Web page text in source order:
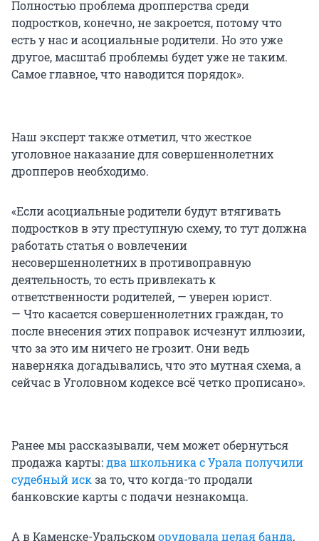
Полностью проблема дропперства среди
подростков, конечно, не закроется, потому что
есть у нас и асоциальные родители. Но это уже
другое, масштаб проблемы будет уже не таким.
Самое главное, что наводится порядок».
Наш эксперт также отметил, что жесткое
уголовное наказание для совершеннолетних
дропперов необходимо.
«Если асоциальные родители будут втягивать
подростков в эту преступную схему, то тут должна
работать статья о вовлечении
несовершеннолетних в противоправную
деятельность, то есть привлекать к
ответственности родителей, — уверен юрист.
— Что касается совершеннолетних граждан, то
после внесения этих поправок исчезнут иллюзии,
что за это им ничего не грозит. Они ведь
наверняка догадывались, что это мутная схема, а
сейчас в Уголовном кодексе всё четко прописано».
Ранее мы рассказывали, чем может обернуться
продажа карты:два школьника с Урала получили
судебный искза то, что когда-то продали
банковские карты с подачи незнакомца.
А в Каменске-Уральскоморудовала целая банда,